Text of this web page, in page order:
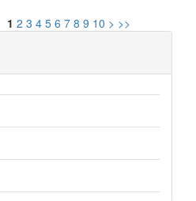
1 2 3 4 5 6 7 8 9 10 > >>